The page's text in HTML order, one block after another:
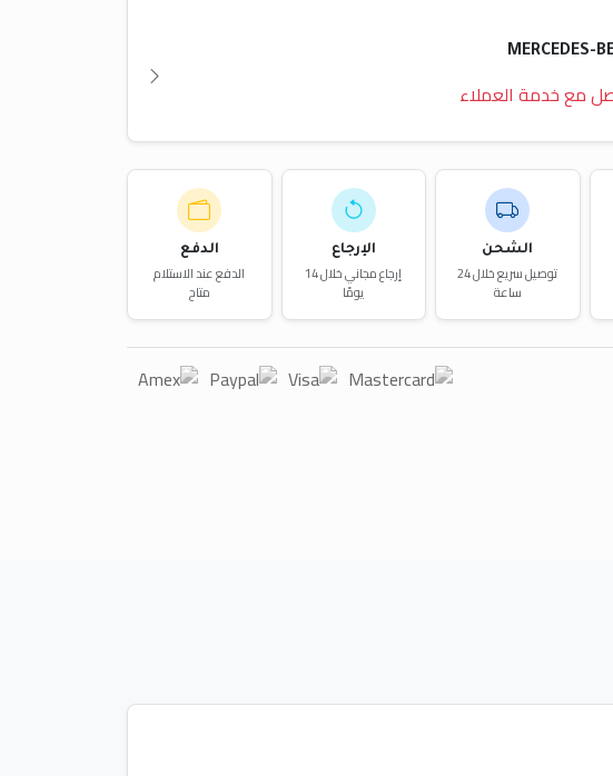
MERCEDES-
مع خدمة العملاء
الشحن
توصيل سريع خلال 24
ساعة
الإرجاع
إرجاع مجاني خلال 14
يومًا
الدفع
الدفع عند الاستلام
متاح